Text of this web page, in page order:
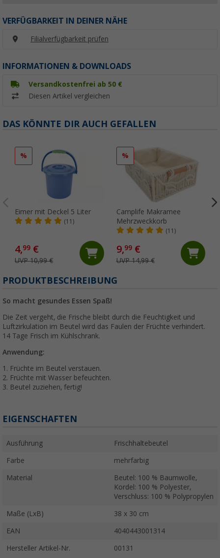
VERFÜGBARKEIT IN DEINER NÄHE
Filialverfügbarkeit prüfen
INFORMATIONEN & DOWNLOADS
Versandkostenfrei ab 50 €
Diesen Artikel vergleichen
DAS KÖNNTE DIR AUCH GEFALLEN
%
Eimer mit Deckel 5 Liter
(11)
4,99 €
UVP 10,99 €
%
Camplife Makramee
Mehrzweckkorb
(11)
9,99€
UVP 14,99 €
PRODUKTBESCHREIBUNG
So macht gesundes Essen Spaß!
Die Zeit vergeht, die Frische bleibt durch die Feuchtigkeit und
Luftzirkulation im Beutel wird das Faulen der Früchte verhindert.
14 Tage Frisch im Kühlschrank.
Anwendung:
1. Früchte im Beutel verstauen.
2. Früchte mit Wasser befeuchten.
3. Beutel zuziehen, fertig!
EIGENSCHAFTEN
Ausführung Frischhaltebeutel
Farbe mehrfarbig
Material
Beutel: 100 % Baumwolle,
Kordel: 100 % Polyester,
Verschluss: 100 % Polypropylen
Maße (LxB) 38 x 30 cm
EAN 4040443001314
Hersteller Artikel-Nr. 00131